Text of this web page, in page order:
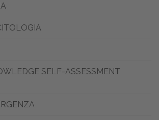
SELF-ASSESSMENT